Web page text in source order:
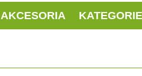
AKCESORIA KATEGORIE